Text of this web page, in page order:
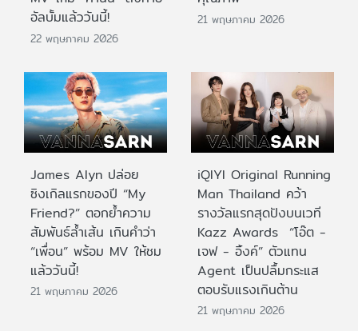
อัลบั้มแล้ววันนี้!
22 พฤษภาคม 2026
21 พฤษภาคม 2026
James Alyn ปล่อย
ซิงเกิลแรกของปี “My
Friend?” ตอกย้ำความ
สัมพันธ์ล้ำเส้น เกินคำว่า
“เพื่อน” พร้อม MV ให้ชม
แล้ววันนี้!
21 พฤษภาคม 2026
iQIYI Original Running
Man Thailand คว้า
รางวัลแรกสุดปังบนเวที
Kazz Awards “โอ๊ต -
เจฟ - อิ้งค์” ตัวแทน
Agent เป็นปลื้มกระแส
ตอบรับแรงเกินต้าน
21 พฤษภาคม 2026